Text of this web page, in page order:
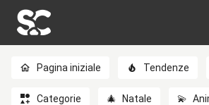
Pagina iniziale Tendenze
Categorie 🎄 Natale 💫